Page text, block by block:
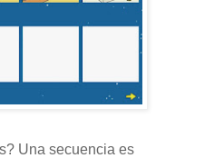
Una secuencia es